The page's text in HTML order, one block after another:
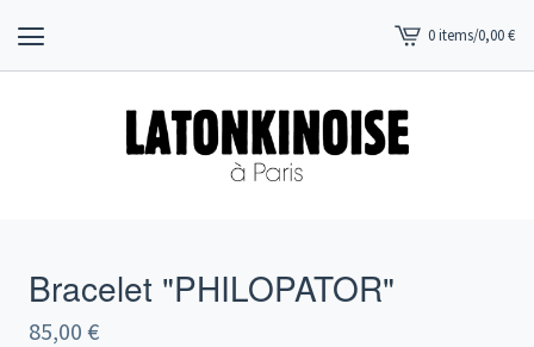
View
cart
0 items/0,00€
Bracelet "PHILOPATOR"
85,00 €